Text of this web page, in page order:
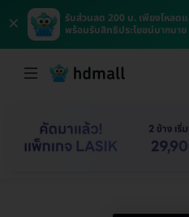
×
รับส่วนลด 200 บ. เพียงโหล
พร้อมรับสิทธิประโยชน์มากมาย